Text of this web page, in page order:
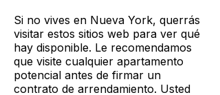
Si no vives en Nueva York, querrás
visitar estos sitios web para ver qué
hay disponible. Le recomendamos
que visite cualquier apartamento
potencial antes de firmar un
contrato de arrendamiento. Usted